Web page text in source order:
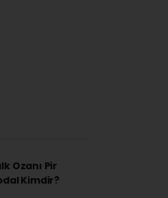
Ozanı Pir
Kimdir?